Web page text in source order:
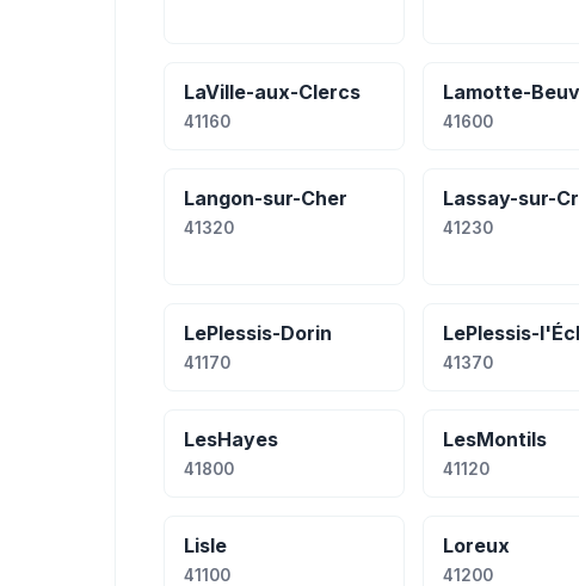
LaVille-aux-Clercs
41160
Lamotte-
41600
Langon-sur-Cher
41320
Lassay-sur-
41230
LePlessis-Dorin
41170
LePlessis-
41370
LesHayes
41800
LesMontils
41120
Lisle
41100
Loreux
41200